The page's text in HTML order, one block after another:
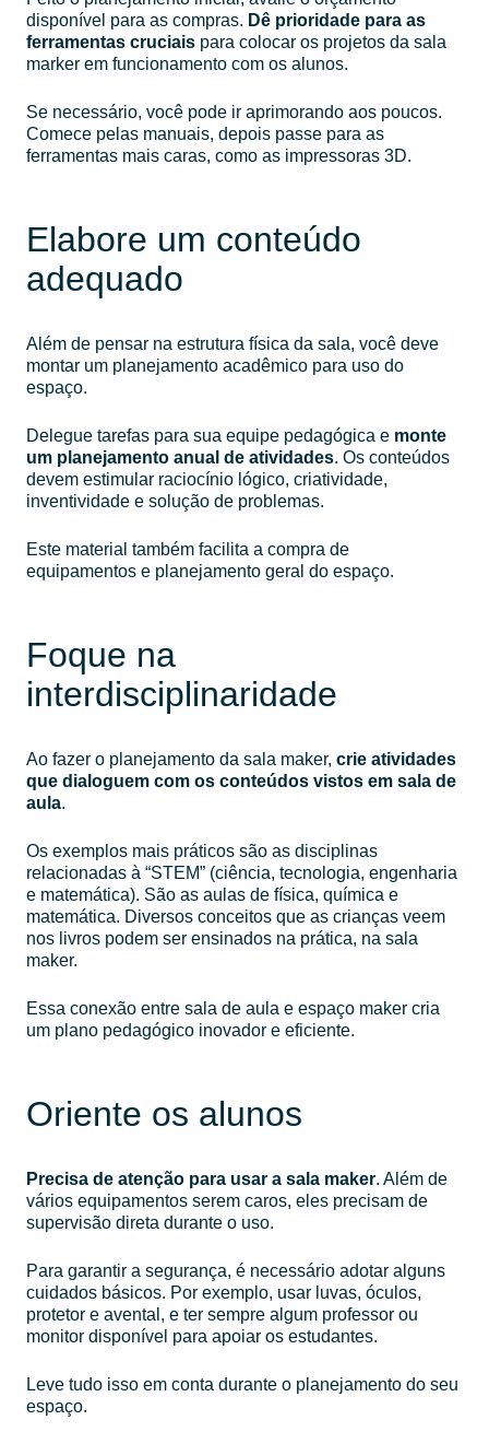
disponível para as compras. Dê prioridade para as
ferramentas cruciais para colocar os projetos da sala
marker em funcionamento com os alunos.
Se necessário, você pode ir aprimorando aos poucos.
Comece pelas manuais, depois passe para as
ferramentas mais caras, como as impressoras 3D.
Elabore um conteúdo
adequado
Além de pensar na estrutura física da sala, você deve
montar um planejamento acadêmico para uso do
espaço.
Delegue tarefas para sua equipe pedagógica e monte
um planejamento anual de atividades. Os conteúdos
devem estimular raciocínio lógico, criatividade,
inventividade e solução de problemas.
Este material também facilita a compra de
equipamentos e planejamento geral do espaço.
Foque na
interdisciplinaridade
Ao fazer o planejamento da sala maker, crie atividades
que dialoguem com os conteúdos vistos em sala de
aula.
Os exemplos mais práticos são as disciplinas
relacionadas à “STEM” (ciência, tecnologia, engenharia
e matemática). São as aulas de física, química e
matemática. Diversos conceitos que as crianças veem
nos livros podem ser ensinados na prática, na sala
maker.
Essa conexão entre sala de aula e espaço maker cria
um plano pedagógico inovador e eficiente.
Oriente os alunos
Precisa de atenção para usar a sala maker. Além de
vários equipamentos serem caros, eles precisam de
supervisão direta durante o uso.
Para garantir a segurança, é necessário adotar alguns
cuidados básicos. Por exemplo, usar luvas, óculos,
protetor e avental, e ter sempre algum professor ou
monitor disponível para apoiar os estudantes.
Leve tudo isso em conta durante o planejamento do seu
espaço.